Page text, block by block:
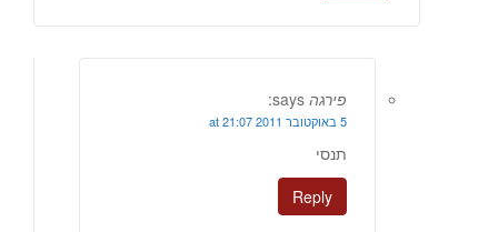
פירגה says:
5 באוקטובר 2011 at 21:07
תנסי
Reply